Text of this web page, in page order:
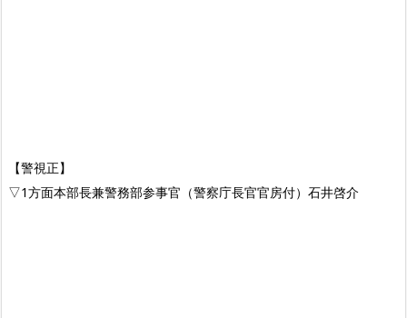
【警視正】
▽1方面本部長兼警務部参事官（警察庁長官官房付）石井啓介